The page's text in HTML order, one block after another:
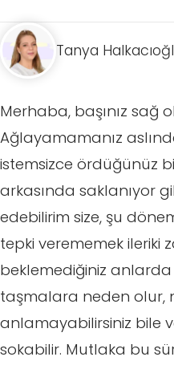
Tanya
Merhaba, başınız sağ
Ağlayamamanız
istemsizce ördüğünüz
arkasında saklanıyor
edebilirim size, şu
tepki verememek ileriki
beklemediğiniz
taşmalara neden olur,
anlamayabilirsiniz bile
sokabilir. Mutlaka bu